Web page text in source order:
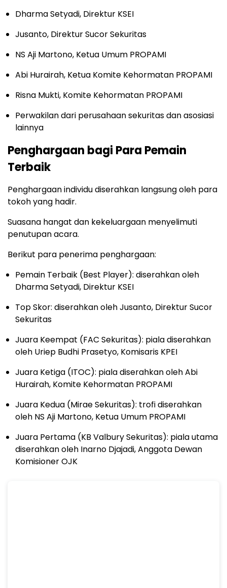
Dharma Setyadi, Direktur KSEI
Jusanto, Direktur Sucor Sekuritas
NS Aji Martono, Ketua Umum PROPAMI
Abi Hurairah, Ketua Komite Kehormatan PROPAMI
Risna Mukti, Komite Kehormatan PROPAMI
Perwakilan dari perusahaan sekuritas dan asosiasi
lainnya
Penghargaan bagi Para Pemain
Terbaik
Penghargaan individu diserahkan langsung oleh para
tokoh yang hadir.
Suasana hangat dan kekeluargaan menyelimuti
penutupan acara.
Berikut para penerima penghargaan:
Pemain Terbaik (Best Player): diserahkan oleh
Dharma Setyadi, Direktur KSEI
Top Skor: diserahkan oleh Jusanto, Direktur Sucor
Sekuritas
Juara Keempat (FAC Sekuritas): piala diserahkan
oleh Uriep Budhi Prasetyo, Komisaris KPEI
Juara Ketiga (ITOC): piala diserahkan oleh Abi
Hurairah, Komite Kehormatan PROPAMI
Juara Kedua (Mirae Sekuritas): trofi diserahkan
oleh NS Aji Martono, Ketua Umum PROPAMI
Juara Pertama (KB Valbury Sekuritas): piala utama
diserahkan oleh Inarno Djajadi, Anggota Dewan
Komisioner OJK